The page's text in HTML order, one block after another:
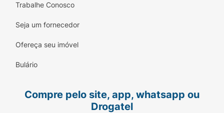
Trabalhe Conosco
Seja um fornecedor
Ofereça seu imóvel
Bulário
Compre pelo site, app, whatsapp ou
Drogatel